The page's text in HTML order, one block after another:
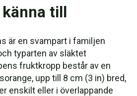
till
är en svampart i familjen
typarten av släktet
fruktkropp består av en
upp till 8 cm (3 in) bred,
enskilt eller i överlappande